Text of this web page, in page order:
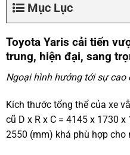
Mục Lục
Toyota Yaris cải tiến
trung, hiện đại, sang
Ngoại hình hướng tới sự cao
Kích thước tổng thể của xe
cũ D x R x C = 4145 x 1730
2550 (mm) khá phù hợp cho